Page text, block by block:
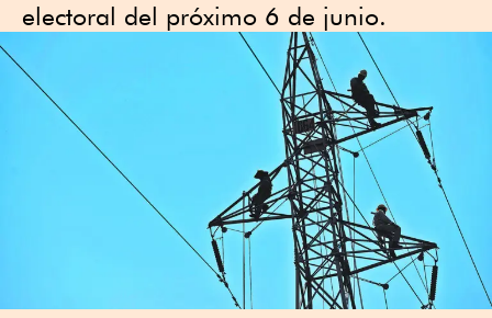
electoral del próximo 6 de junio.